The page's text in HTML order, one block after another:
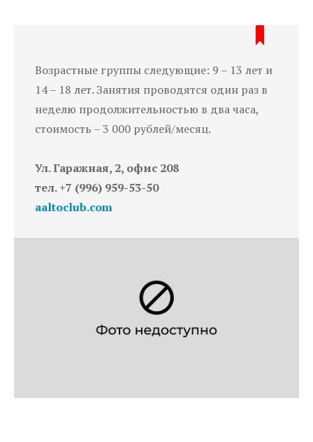
Возрастные группы следующие: 9 – 13 лет и
14 – 18 лет. Занятия проводятся один раз в
неделю продолжительностью в два часа,
стоимость – 3 000 рублей/месяц.
Ул. Гаражная, 2, офис 208
тел. +7 (996) 959-53-50
aaltoclub.com